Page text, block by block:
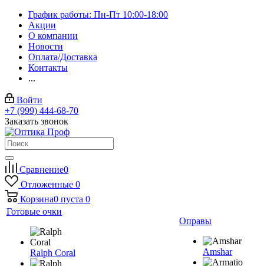
График работы: Пн-Пт 10:00-18:00
Акции
О компании
Новости
Оплата/Доставка
Контакты
...
Войти
+7 (999) 444-68-70
Заказать звонок
Сравнение0
Отложенные 0
Корзина0 пуста 0
Готовые очки
Ralph Coral
Оправы
Amshar